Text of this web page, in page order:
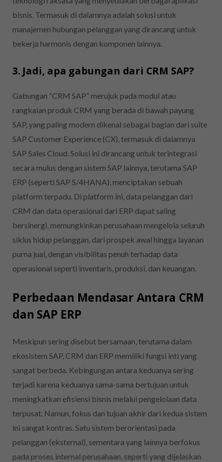
bisnis. Termasuk di dalamnya adalah solusi untuk
manajemen hubungan pelanggan yang dirancang untuk
bekerja harmonis dengan komponen lainnya.
3. Jadi, apa gabungan dari CRM SAP?
Gabungan “CRM SAP” merujuk pada modul atau
rangkaian produk CRM yang berada di bawah payung
SAP, yang paling modern dikenal sebagai bagian dari suite
SAP Customer Experience (CX), termasuk di dalamnya
SAP Sales Cloud. Solusi ini dirancang untuk terintegrasi
secara mulus dengan sistem SAP lainnya, terutama SAP
ERP (seperti SAP S/4HANA), menciptakan sebuah
platform terpadu. Di platform ini, data pelanggan dari
CRM dan data operasional dari ERP dapat saling
bersinergi, memungkinkan perusahaan mengelola seluruh
siklus hidup pelanggan, dari prospek awal hingga layanan
purna jual, dengan visibilitas penuh terhadap data
operasional seperti inventaris, produksi, dan keuangan.
Perbedaan Mendasar Antara CRM
dan SAP ERP
Meskipun sering disebut bersamaan, terutama dalam
ekosistem SAP, CRM dan ERP memiliki fungsi inti yang
sangat berbeda. Kebingungan antara keduanya sering
terjadi karena keduanya sama-sama bertujuan untuk
meningkatkan efisiensi bisnis melalui pengelolaan data
terpusat. Namun, fokus dan tujuan akhir dari kedua sistem
ini sangat kontras. Satu sistem berorientasi pada
pelanggan (eksternal), sementara yang lainnya berfokus
pada proses internal perusahaan, seperti yang dijelaskan